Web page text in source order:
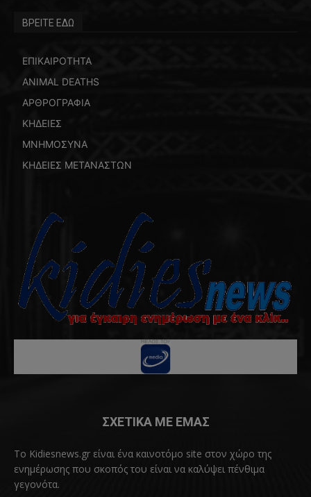
ΒΡΕΙΤΕ ΕΔΩ
ΕΠΙΚΑΙΡΟΤΗΤΑ
ANIMAL DEATHS
ΑΡΘΡΟΓΡΑΦΙΑ
ΚΗΔΕΙΕΣ
ΜΝΗΜΟΣΥΝΑ
ΚΗΔΕΙΕΣ ΜΕΤΑΝΑΣΤΩΝ
ΣΧΕΤΙΚΑ ΜΕ ΕΜΑΣ
Το Kidiesnews.gr είναι ένα καινοτόμο site στον χώρο της
ενημέρωσης που σκοπός του είναι να καλύψει πένθιμα
γεγονότα.